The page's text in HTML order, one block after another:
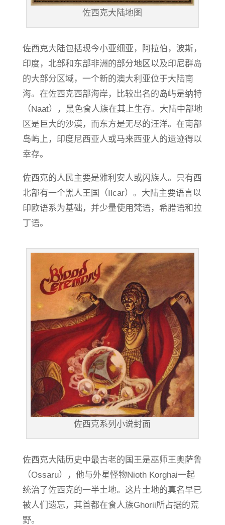
佐西克大陆地图
佐西克大陆包括现今小亚细亚，阿拉伯，波斯，
印度，北部和东部非洲的部分地区以及印尼群岛
的大部分区域，一个新的澳大利亚位于大陆南
海。在佐西克西部海岸，比较出名的岛屿是纳特
（Naat），黑色食人族在其上生存。大陆中部地
区是巨大的沙漠，而东方是无尽的汪洋。在南部
岛屿上，印度尼西亚人或马来西亚人的遗迹得以
幸存。
佐西克的人民主要是雅利安人或闪族人。只有西
北部有一个黑人王国（Ilcar）。大陆主要语言以
印欧语系为基础，并少量使用梵语，希腊语和拉
丁语。
佐西克系列小说封面
佐西克大陆历史中最古老的国王是巫师王奥萨鲁
（Ossaru），他与外星怪物Nioth Korghai一起
统治了佐西克的一半土地。这片土地的真名早已
被人们遗忘，其首都在食人族Ghorii所占据的荒
野。